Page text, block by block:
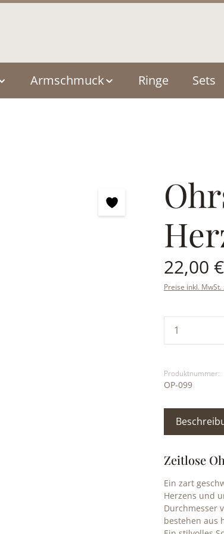
Armschmuck Ringe Sets
Regulärer Preis:
22,00 €
Preise inkl.
Produktnummer:
OP-099
Zeitlose
Ein zart
Herzens und
Durchmesser
bestehen aus